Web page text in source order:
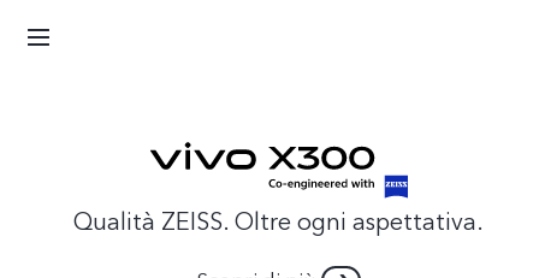
Qualità ZEISS. Oltre ogni aspettativa.